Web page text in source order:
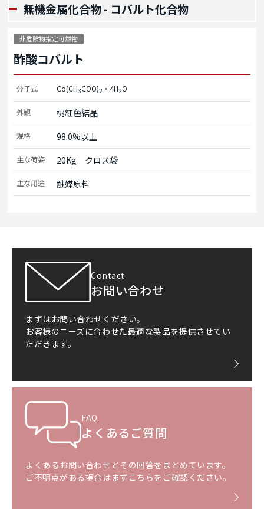
無機金属化合物 - コバルト化合物
非危険物指定可燃物
酢酸コバルト
分子式 Co(CH3COO)2 ・4H2O
外観 桃紅色結晶
規格 98.0%以上
主な荷姿 20Kg　クロス袋
主な用途 触媒原料
Contact
お問い合わせ
まずはお問い合わせください。
お客様のニーズに合わせた最適な製品を提供させてい
ただきます。
FAQ
よくあるご質問
よくあるお問い合わせとその回答をまとめています。
ご不明点がある場合はまずこちらをご確認ください。